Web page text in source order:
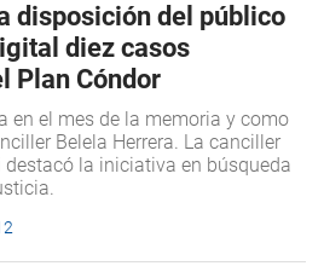
disposición del público
diez casos
Plan Cóndor
en el mes de la memoria y como
Belela Herrera. La canciller
la iniciativa en búsqueda